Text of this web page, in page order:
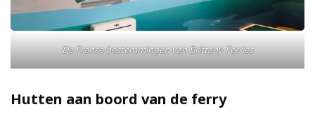
De Franse bestemmingen van Brittany Ferries
Hutten aan boord van de ferry